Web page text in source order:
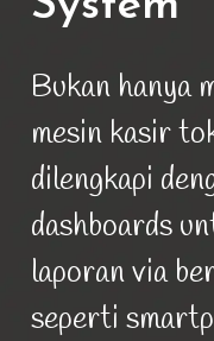
Bukan hanya
mesin kasir
dilengkapi
dashboards
laporan via
seperti